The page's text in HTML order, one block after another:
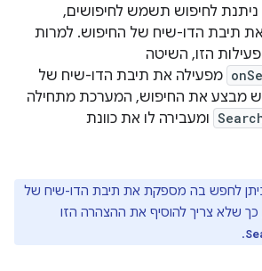
ניתנת לחיפוש תשמש לחיפושים,
תיבת הדו-שיח של החיפוש. למרות
הזו, השיטה
מפעילה את תיבת הדו-שיח של
מבצע את החיפוש, המערכת מתחילה
ומעבירה לו את כוונת
לחפש בה מספקת את תיבת הדו-שיח של
שלא צריך להוסיף את ההצהרה הזו
.